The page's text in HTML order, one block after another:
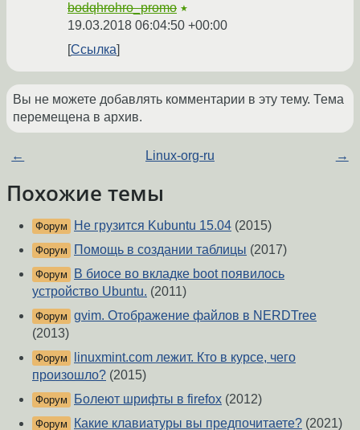
bodqhrohro_promo ★
19.03.2018 06:04:50 +00:00
Ссылка
Вы не можете добавлять комментарии в эту тему. Тема
перемещена в архив.
← Linux-org-ru →
Похожие темы
Форум Не грузится Kubuntu 15.04 (2015)
Форум Помощь в создании таблицы (2017)
Форум
В биосе во вкладке boot появилось
устройство Ubuntu. (2011)
Форум gvim. Oтображение файлов в NERDTree
(2013)
Форум
linuxmint.com лежит. Кто в курсе, чего
произошло? (2015)
Форум Болеют шрифты в firefox (2012)
Форум Какие клавиатуры вы предпочитаете? (2021)